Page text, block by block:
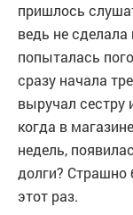
пришлось
ведь не сделала
попыталась
сразу начала
выручал сестру
когда в
недель,
долги? Страшно
этот раз.